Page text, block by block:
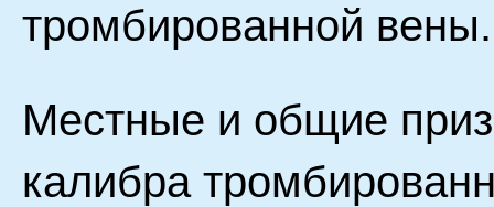
тромбированной вены.
Местные и общие
калибра